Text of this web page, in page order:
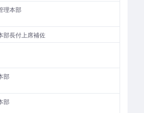
理本部
部長付上席補佐
部
部